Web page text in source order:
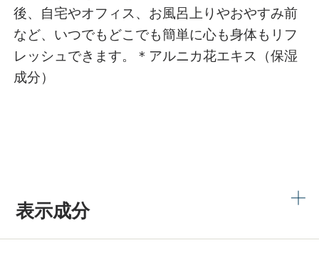
後、自宅やオフィス、お風呂上りやおやすみ前
など、いつでもどこでも簡単に心も身体もリフ
レッシュできます。＊アルニカ花エキス（保湿
成分）
表示成分